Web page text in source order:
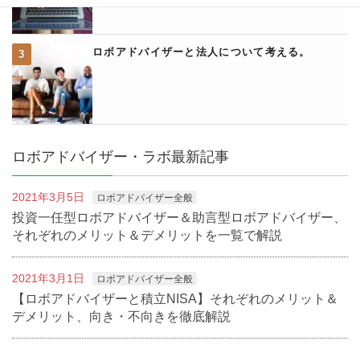
ロボアドバイザーと法人について考える。
ロボアドバイザー・ラボ最新記事
2021年3月5日 ロボアドバイザー全般
投資一任型ロボアドバイザー＆助言型ロボアドバイザー、
それぞれのメリット＆デメリットを一覧で解説
2021年3月1日 ロボアドバイザー全般
【ロボアドバイザーと積立NISA】それぞれのメリット＆
デメリット、向き・不向きを徹底解説